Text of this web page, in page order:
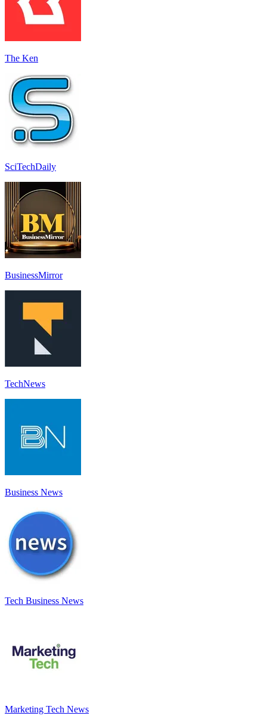
The Ken
SciTechDaily
BusinessMirror
TechNews
Business News
Tech Business News
Marketing Tech News